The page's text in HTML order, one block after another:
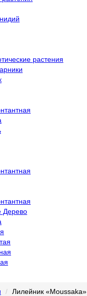
растения
Дерево
Лилейник «Moussaka»